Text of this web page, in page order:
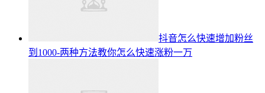
抖音怎么快速增加粉丝
到1000-两种方法教你怎么快速涨粉一万